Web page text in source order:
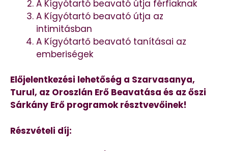
A Kígyótartó beavató útja férfiaknak
A Kígyótartó beavató útja az
intimitásban
A Kígyótartő beavató tanításai az
emberiségek
Előjelentkezési lehetőség a Szarvasanya,
Turul, az Oroszlán Erő Beavatása és az őszi
Sárkány Erő programok résztvevőinek!
Részvételi díj: